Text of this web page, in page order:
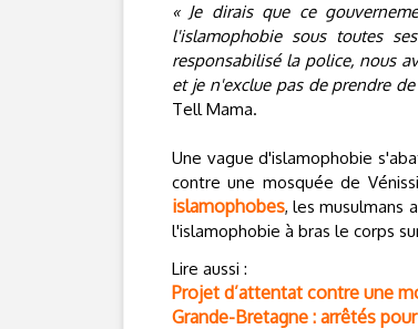
« Je dirais que ce
l'islamophobie sous toutes
responsabilisé la police, nous
et je n'exclue pas de prendre
Tell Mama.
Une vague d'islamophobie
contre une mosquée de
islamophobes, les musulmans
l'islamophobie à bras le corps
Lire aussi :
Projet d’attentat contre une
Grande-Bretagne : arrêtés